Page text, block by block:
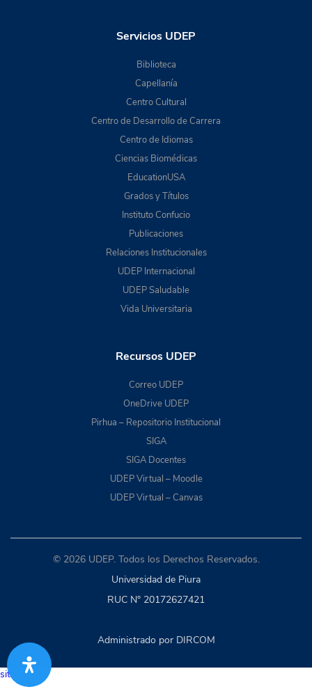
Servicios UDEP
Biblioteca
Capellanía
Centro Cultural
Centro de Desarrollo de Carrera
Centro de Idiomas
Ciencias Biomédicas
EducationUSA
Grados y Títulos
Instituto Confucio
Publicaciones
Relaciones Institucionales
UDEP Internacional
UDEP Saludable
Vida Universitaria
Recursos UDEP
Correo UDEP
OneDrive UDEP
Pirhua – Repositorio Institucional
SIGA
SIGA Docentes
UDEP Virtual – Moodle
UDEP Virtual – Canvas
© 2026 UDEP. Todos los Derechos Reservados.
Universidad de Piura
RUC N° 20172627421
Administrado por DIRCOM
situs togel